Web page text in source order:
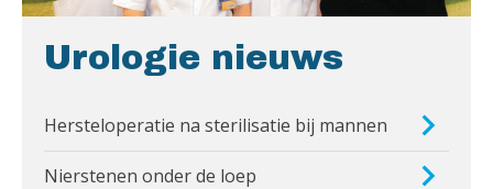
Urologie nieuws
Hersteloperatie na sterilisatie bij mannen
Nierstenen onder de loep